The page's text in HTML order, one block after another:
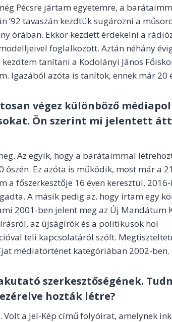
Pécsre jártam egyetemre, a
’92 tavaszán kezdtük sugározni a
órában. Ekkor kezdett érdekelni a
foglalkozott. Aztán néhány
tanítani a Kodolányi János
Igazából azóta is tanítok, ennek már 20
végez különböző
Ön szerint mi jelentett
Az egyik, hogy a barátaimmal
Ez azóta is működik, most már a
a főszerkesztője 16 éven keresztül,
A másik pedig az, hogy írtam egy
2001-ben jelent meg az Új Mandátum
az újságírók és a politikusok hol
teli kapcsolatáról szólt.
médiatörténet kategóriában 2002-ben.
szerkesztőségének.
hozták létre?
a Jel-Kép című folyóirat, amelynek